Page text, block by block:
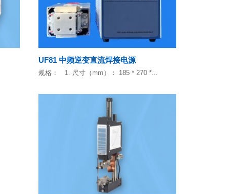
UF81 中频逆变直流焊接电源
规格： 1. 尺寸（mm）： 185 * 270 *...